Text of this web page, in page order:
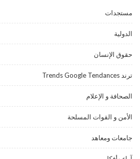
مستجدات
الدولية
حقوق الإنسان
ترند Trends Google Tendances
الصحافة و الإعلام
الأمن و القوات المسلحة
جامعات ومعاهد